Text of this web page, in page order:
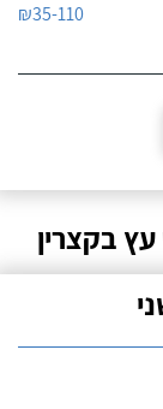
₪35-110
בקצרין